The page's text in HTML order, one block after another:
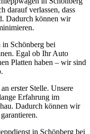
darauf verlassen, dass
Dadurch können wir
Schönberg bei
Egal ob Ihr Auto
Platten haben – wir sind
erster Stelle. Unsere
Erfahrung im
Dadurch können wir
in Schönberg bei